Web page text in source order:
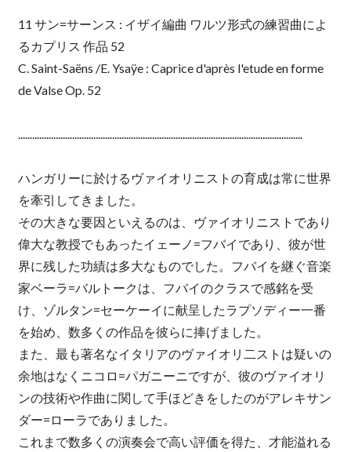
11 サン=サーンス : イザイ編曲 ワルツ形式の練習曲によ
るカプリス 作品 52
C. Saint-Saëns /E. Ysaÿe : Caprice d'après l'etude en forme
de Valse Op. 52
.........................................................................................................................
ハンガリーに於けるヴァイオリニストの育成は常に世界
を牽引してきました。
その大きな要因といえるのは、ヴァイオリニストであり
偉大な教授でもあったイェーノ=フバイであり、彼が世
界に残した功績は多大なものでした。フバイを継ぐ音楽
家ベーラ=バルトークは、フバイのクラスで感銘を受
け、ゾルタン=セーケーイに献呈したラプソディー一番
を始め、数多くの作品を彼らに捧げました。
また、最も著名なイタリアのヴァイオリ二ストは疑いの
余地はなくニコロ=パガニーニですが、彼のヴァイオリ
ンの技術や作曲に関して手ほどきをしたのがアレキサン
ダー=ローラでありました。
これまで数多くの演奏会で高い評価を得た、才能溢れる